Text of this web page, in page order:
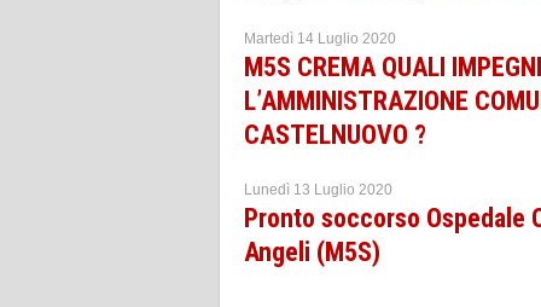
Martedì 14 Luglio 2020
M5S CREMA QUALI
L’AMMINISTRAZIONE
CASTELNUOVO ?
Lunedì 13 Luglio 2020
Pronto soccorso Ospedale
Angeli (M5S)